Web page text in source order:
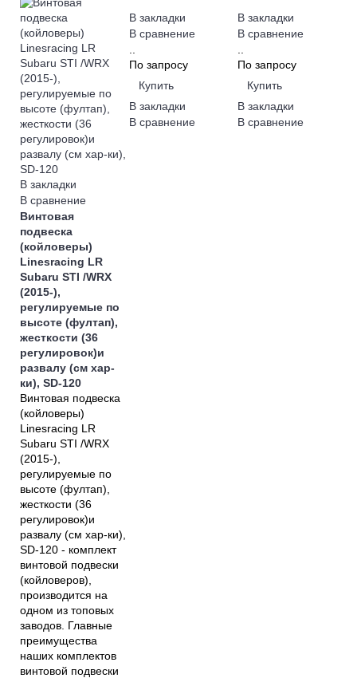
В закладки
В сравнение
Винтовая
подвеска
(койловеры)
Linesracing LR
Subaru STI /WRX
(2015-),
регулируемые по
высоте (фултап),
жесткости (36
регулировок)и
развалу (см хар-
ки), SD-120
Винтовая подвеска
(койловеры)
Linesracing LR
Subaru STI /WRX
(2015-),
регулируемые по
высоте (фултап),
жесткости (36
регулировок)и
развалу (см хар-ки),
SD-120 - комплект
винтовой подвески
(койловеров),
производится на
одном из топовых
заводов. Главные
преимущества
наших комплектов
винтовой подвески
В закладки
В сравнение
По запросу
Купить
В закладки
В сравнение
В закладки
В сравнение
По запросу
Купить
В закладки
В сравнение